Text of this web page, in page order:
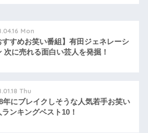
Mon
すすめお笑い番組】有田ジェネレーシ
次に売れる面白い芸人を発掘！
Thu
年にブレイクしそうな人気若手お笑い
ンキングベスト10！